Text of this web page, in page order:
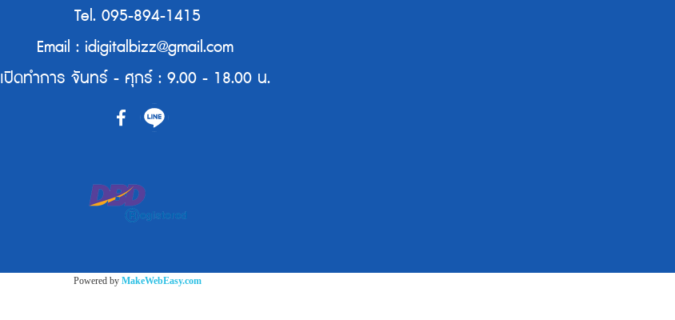
Tel. 095-894-1415
Email : idigitalbizz@gmail.com
เปิดทำการ จันทร์ - ศุกร์ : 9.00 - 18.00 น.
Powered by MakeWebEasy.com